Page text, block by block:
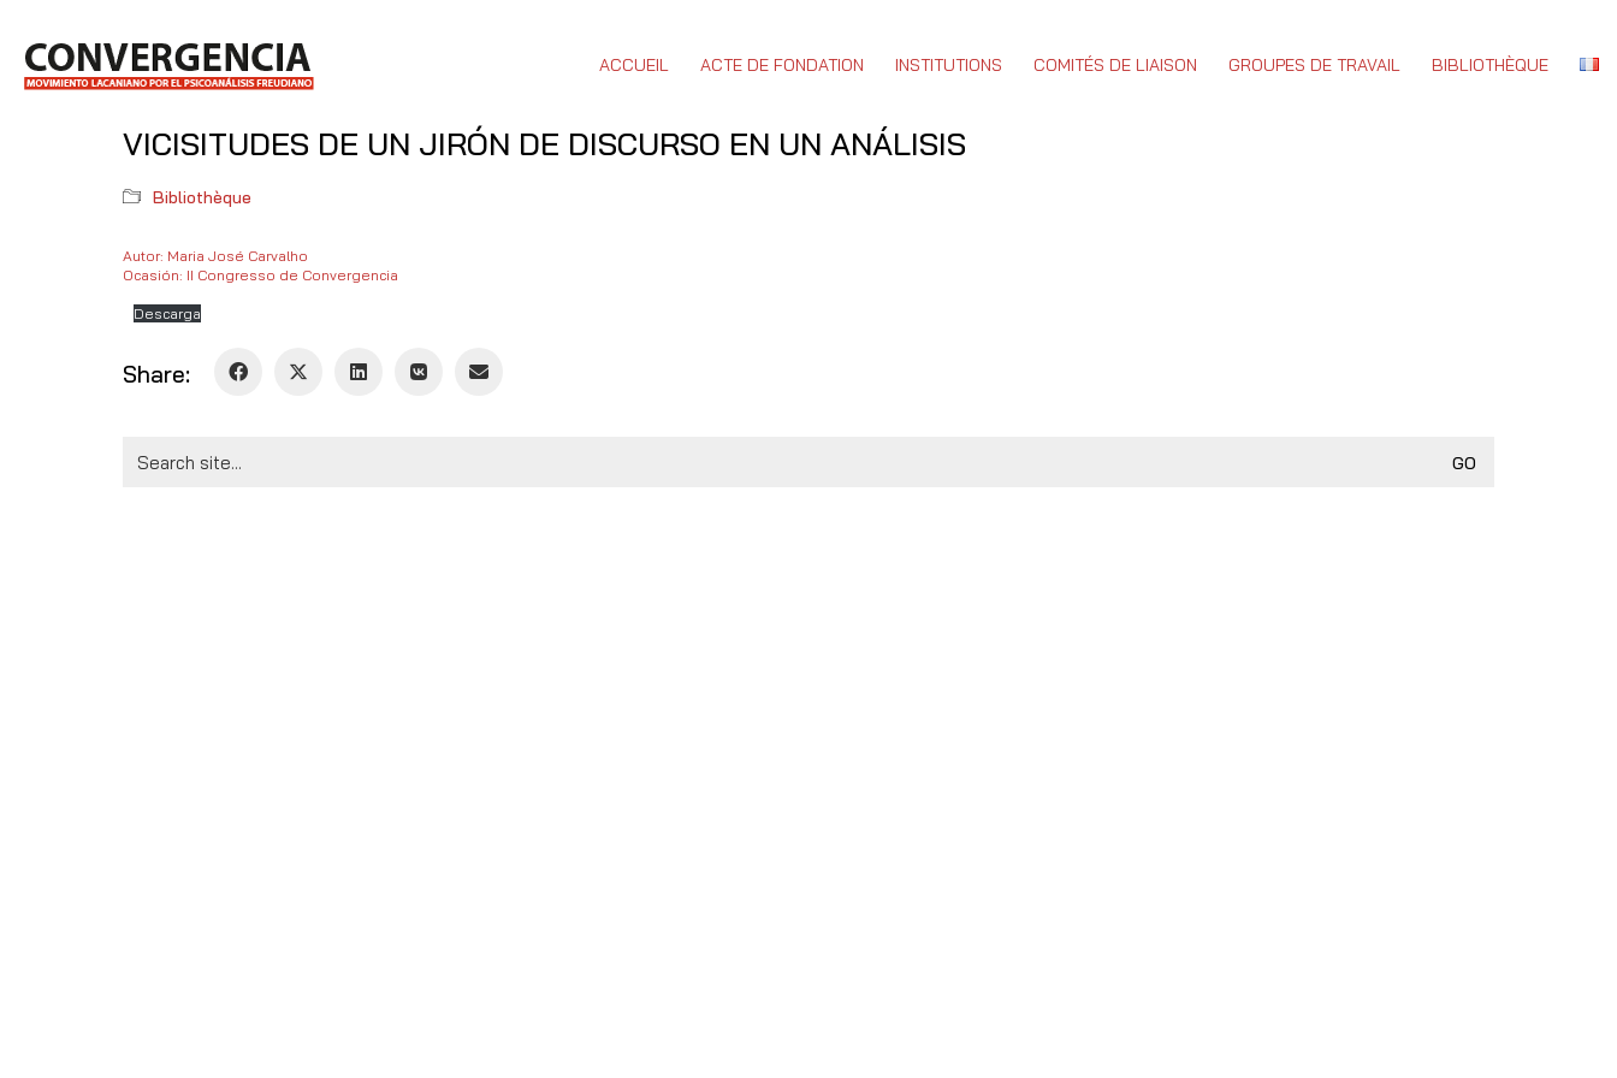
ACCUEIL ACTE DE FONDATION INSTITUTIONS COMITÉS DE LIAISON GROUPES DE TRAVAIL BIBLIOTHÈQUE
VICISITUDES DE UN JIRÓN DE DISCURSO EN UN ANÁLISIS
Bibliothèque
Autor: Maria José Carvalho
Ocasión: II Congresso de Convergencia
Descarga
Share:
for: